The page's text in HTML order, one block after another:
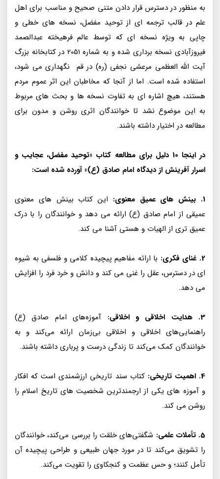
به منظور در دسترس قرار دادن متنی صحیح و مناسب برای اهل
علم در قالب ترجمه ای از توحید مفضل، نسخه های خطی و
چاپی به ویژه نسخه ای که توسط عالم فرهیخته عبدالصمد
فیروزآبادی نسخه برداری شده و به شماره 2051 در کتابخانه بزرگ
آیت الله العظمی مرعشی نجفی (ره) در قم نگهداری می شود،
استفاده شده است. اما از آنجا که مخاطبان این اثر عموم مردم
هستند، هیچ اشاره ای به تفاوت نسخه ها و بحث های مربوط
به این موضوع نشد تا خوانندگان اثری روشن و مدون برای
مطالعه در اختیار داشته باشند.
در اینجا 10 دلیل برای مطالعه کتاب «توحید مفضل، عجایب و
اسرار آفرینش از دیدگاه امام صادق (ع)» آورده شده است:
1. بینش های عمیق معنوی:
این کتاب بینش های معنوی
عمیقی از امام صادق (ع) ارائه می دهد و خوانندگان را با درک
عمیق تری از الهیات و هستی آشنا می کند.
2. غنای فکری:
با ارائه مفاهیم پیچیده کلامی و فلسفی به شیوه
ای در دسترس، عقل را غنی می کند و دانش و خرد فرد را افزایش
می دهد.
3. هدایت اخلاقی و اخلاقی:
آموزه‌های امام صادق (ع)
راهنمایی‌های اخلاقی و اخلاقی بی‌زمان ارائه می‌کند و به
خوانندگان کمک می‌کند تا زندگی درست و پرباری داشته باشند.
4. اهمیت تاریخی:
کتاب سند تاریخی ارزشمندی است که افکار
و آموزه های یکی از ارجمندترین شخصیت های تاریخ اسلام را
روشن می کند.
5. تأملات علمی:
شگفتی‌های خلقت را بررسی می‌کند، خوانندگان
را تشویق می‌کند تا در مورد جهان طبیعی و طراحی پیچیده آن
تأمل کنند؛ و حس عظمت و کنجکاوی را تقویت می‌کند.